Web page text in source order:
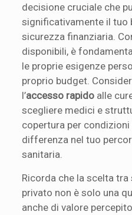
decisione cruciale che
significativamente il tuo
sicurezza finanziaria.
disponibili, è
le proprie esigenze
proprio budget.
l’accesso rapido alle
scegliere medici e
copertura per
differenza nel tuo
sanitaria.
Ricorda che la scelta
privato non è solo una
anche di valore